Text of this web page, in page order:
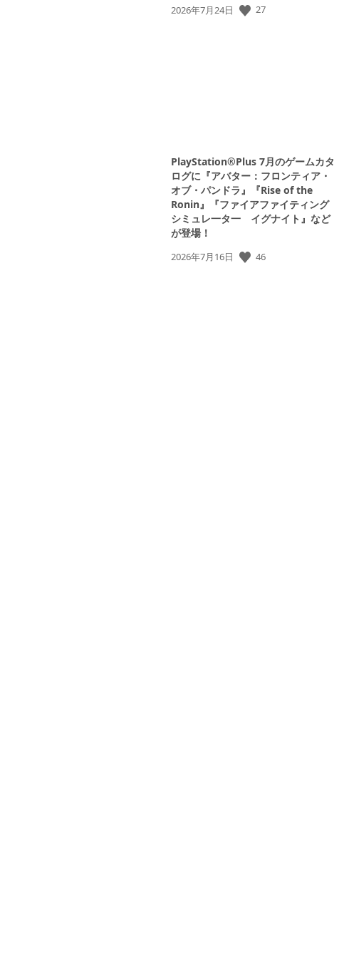
公
2026年7月24日 27
PlayStation®Plus 7月のゲームカタ
ログに『アバター：フロンティア・
オブ・パンドラ』『Rise of the
Ronin』『ファイアファイティング
シミュレ一タ一 イグナイト』など
が登場！
公
2026年7月16日 46